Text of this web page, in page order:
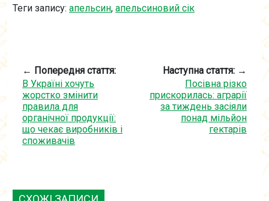
Теги запису: апельсин, апельсиновий сік
← Попередня стаття:
В Україні хочуть
жорстко змінити
правила для
органічної продукції:
що чекає виробників і
споживачів
Наступна стаття: →
Посівна різко
прискорилась: аграрії
за тиждень засіяли
понад мільйон
гектарів